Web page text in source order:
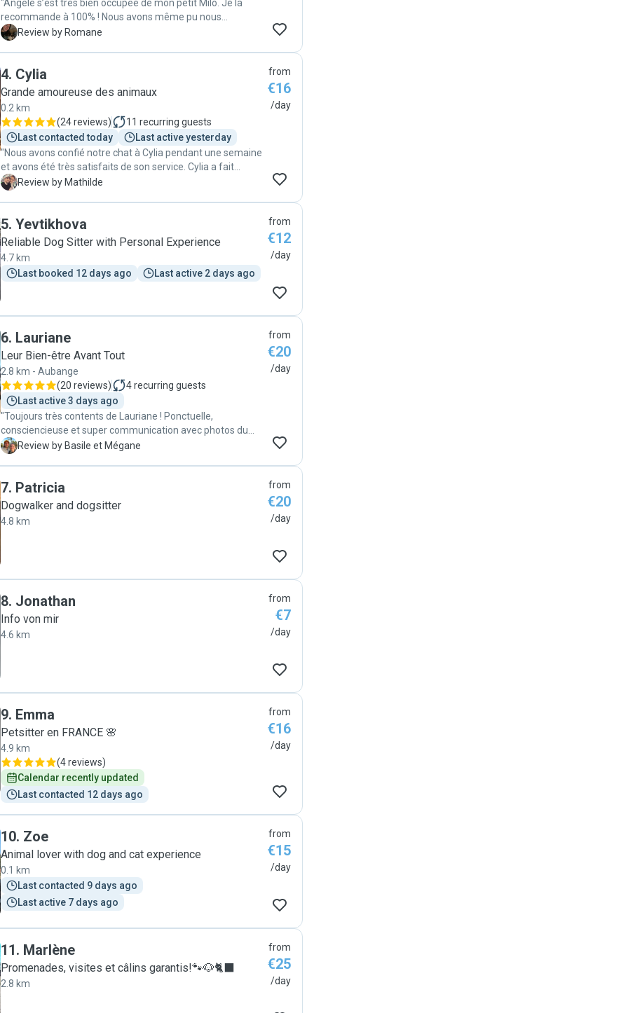
"Angèle s’est très bien occupée de mon petit Milo. Je la
recommande à 100% ! Nous avons même pu nous
rencontrer avant le jour de garde pour que je puisse lui
R Review by Romane
4. Cylia
Grande amoureuse des animaux
0.2 km
(24 reviews) 11 recurring guests
Last contacted today
Last active yesterday
"Nous avons confié notre chat à Cylia pendant une semaine
et avons été très satisfaits de son service. Cylia a fait
preuve de professionnalisme et a bien pris soin de notre
était en pleine forme et semblait heureux, preuve que Cylia
s'est bien occupée de lui. Nous recommandons ses
services à tous les propriétaires de chats cherchant une
personne fiable pour s'occuper de leur animal. Merci
encore, Cylia"
M Review by Mathilde
from
€16
/day
5. Yevtikhova
Reliable Dog Sitter with Personal Experience
4.7 km
Last booked 12 days ago
Last active 2 days ago
from
€12
/day
6. Lauriane
Leur Bien-être Avant Tout
2.8 km - Aubange
(20 reviews) 4recurring guests
Last active 3 days ago
"Toujours très contents de Lauriane ! Ponctuelle,
consciencieuse et super communication avec photos du
chat à l'appui, on recommande 😊"
B Review by Basile et Mégane
from
€20
/day
7. Patricia
Dogwalker and dogsitter
4.8 km
from
€20
/day
8. Jonathan
Info von mir
4.6 km
from
€7
/day
9. Emma
Petsitter en FRANCE 🌸
4.9 km
(4 reviews)
Calendar recently updated
Last contacted 12 days ago
from
€16
/day
10. Zoe
Animal lover with dog and cat experience
0.1 km
Last contacted 9 days ago
Last active 7 days ago
from
€15
/day
11. Marlène
Promenades, visites et câlins garantis!🐾🐶🐈‍⬛
2.8 km
from
€25
/day